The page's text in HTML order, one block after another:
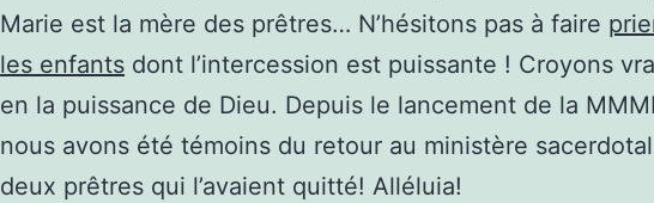
Marie est la mère des prêtres… N’hésitons pas à faire
les enfants dont l’intercession est puissante ! Croyons
en la puissance de Dieu. Depuis le lancement de la
nous avons été témoins du retour au ministère
deux prêtres qui l’avaient quitté! Alléluia!